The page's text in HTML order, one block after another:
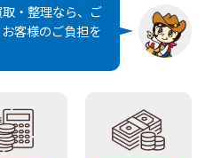
・整理なら、ご
客様のご負担を